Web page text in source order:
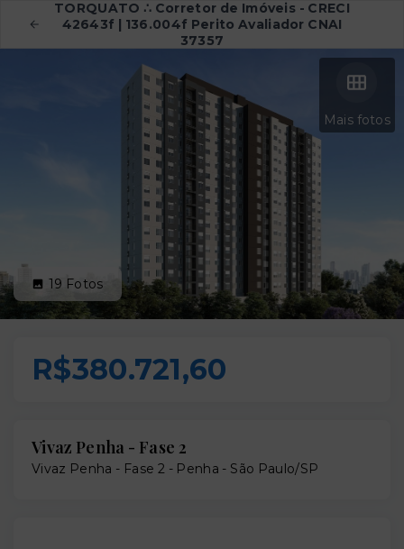
TORQUATO ∴ Corretor de Imóveis - CRECI
42643f | 136.004f Perito Avaliador CNAI
37357
Mais fotos
19 Fotos
R$380.721,60
Vivaz Penha - Fase 2
Vivaz Penha - Fase 2 - Penha - São Paulo/SP